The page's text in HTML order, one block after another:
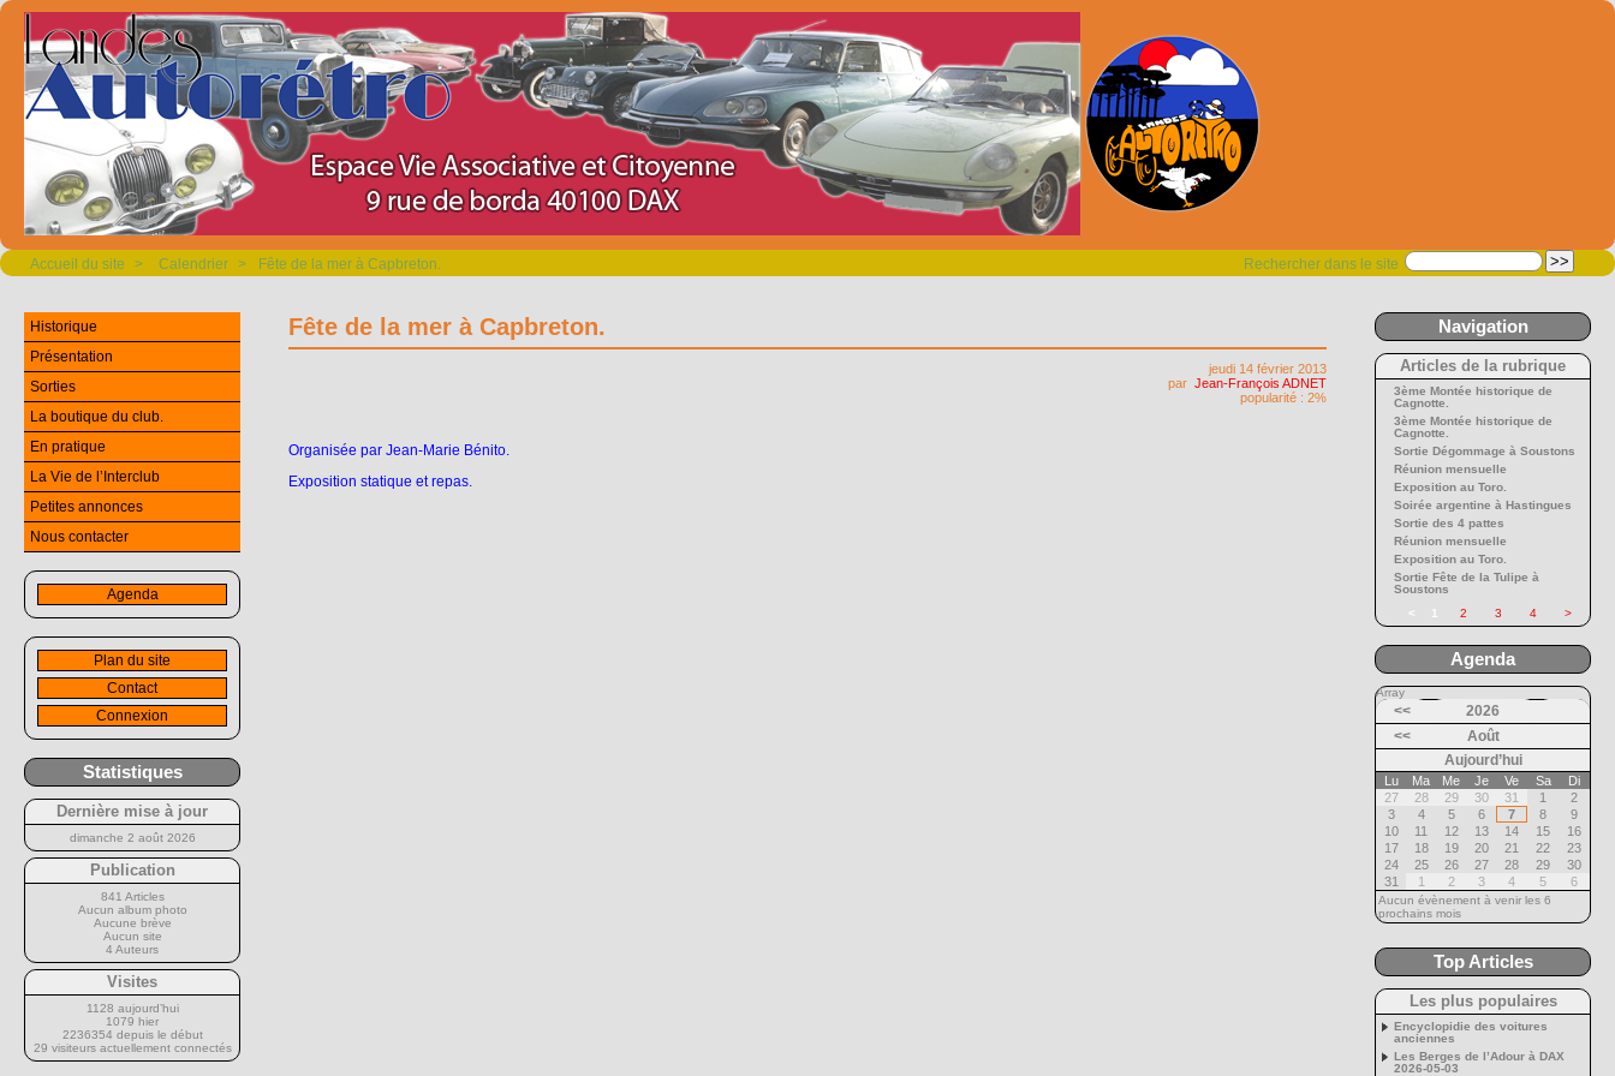
Rechercher dans le site
Accueil du site > Calendrier > Fête de la mer à Capbreton.
Fête de la mer à Capbreton.
jeudi 14 février 2013
par Jean-François ADNET
popularité : 2%
Organisée par Jean-Marie Bénito.
Exposition statique et repas.
Historique
Présentation
Sorties
La boutique du club.
En pratique
La Vie de l’Interclub
Petites annonces
Nous contacter
Agenda
Plan du site
Contact
Connexion
Statistiques
Dernière mise à jour
dimanche 2 août 2026
Publication
841 Articles
Aucun album photo
Aucune brève
Aucun site
4 Auteurs
Visites
1128 aujourd’hui
1079 hier
2236354 depuis le début
29 visiteurs actuellement connectés
Navigation
Articles de la rubrique
3ème Montée historique de
Cagnotte.
3ème Montée historique de
Cagnotte.
Sortie Dégommage à Soustons
Réunion mensuelle
Exposition au Toro.
Soirée argentine à Hastingues
Sortie des 4 pattes
Réunion mensuelle
Exposition au Toro.
Sortie Fête de la Tulipe à
Soustons
<
1 2 3 4 >
Agenda
Array
<<
2026
<<
Août
Aujourd’hui
Lu Ma Me Je Ve Sa
Di
27
28 29 30 31 1
2
3
4 5 6 7 8
9
10
11 12 13 14 15
16
17
18 19 20 21 22
23
24
25 26 27 28 29
30
31
1 2 3 4 5 6
Aucun évènement à venir les 6
prochains mois
Top Articles
Les plus populaires
Encyclopidie des voitures
anciennes
Les Berges de l’Adour à DAX
2026-05-03